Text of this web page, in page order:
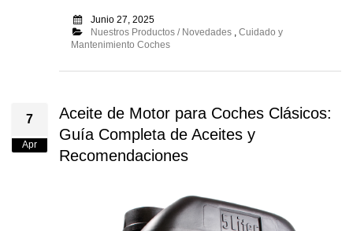
Junio 27, 2025
Nuestros Productos / Novedades, Cuidado y
Mantenimiento Coches
7
Apr
Aceite de Motor para Coches Clásicos:
Guía Completa de Aceites y
Recomendaciones